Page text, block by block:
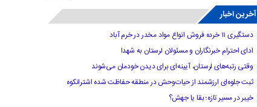
آخرین اخبار
دستگیری ۱۱ خرده فروش انواع مواد مخدر در خرم آباد
ادای احترام خبرنگاران و مسئولان لرستان به شهدا
وقتی رتبه‌های لرستان، آیینه‌ای برای دیدن خودمان می‌شوند
ثبت جلوه‌ای ارزشمند از حیات‌وحش در منطقه حفاظت شده اشترانکوه
خیبر در مسیر تازه؛ بقا یا جهش؟